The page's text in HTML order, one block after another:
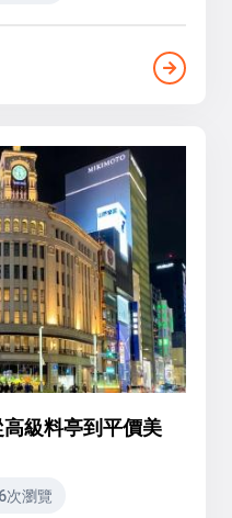
級料亭到平價美
次瀏覽